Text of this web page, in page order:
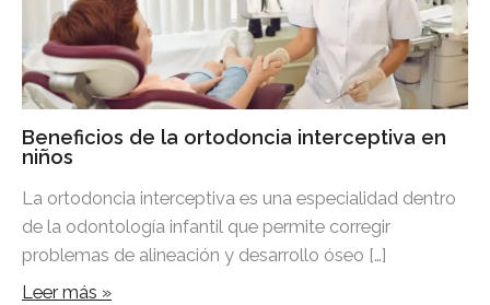
Beneficios de la ortodoncia interceptiva en
niños
La ortodoncia interceptiva es una especialidad dentro
de la odontología infantil que permite corregir
problemas de alineación y desarrollo óseo […]
Leer más »